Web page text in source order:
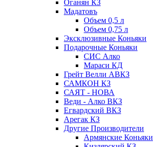
Оганян КЗ
Мадатовъ
Объем 0,5 л
Объем 0,75 л
Эксклюзивные Коньяки
Подарочные Коньяки
СИС Алко
Мараси КД
Грейт Велли АВКЗ
САМКОН КЗ
САЯТ - НОВА
Веди - Алко ВКЗ
Егвардский ВКЗ
Арегак КЗ
Другие Производители
Армянские Коньяки